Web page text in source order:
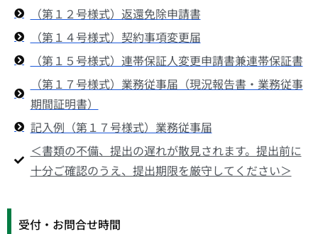
（第１２号様式）返還免除申請書
（第１４号様式）契約事項変更届
（第１５号様式）連帯保証人変更申請書兼連帯保証書
（第１７号様式）業務従事届（現況報告書・業務従事
期間証明書）
記入例（第１７号様式）業務従事届
＜書類の不備、提出の遅れが散見されます。提出前に
十分ご確認のうえ、提出期限を厳守してください＞
受付・お問合せ時間